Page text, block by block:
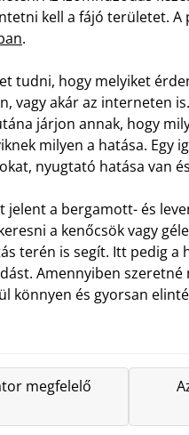
kell a fájó területet. A
.
tudni, hogy melyiket
vagy akár az interneten
járjon annak, hogy
milyen a hatása.
nyugtató hatása van
jelent a bergamott- és
a kenőcsök vagy
terén is segít. Itt pedig
Amennyiben szeretné
könnyen és gyorsan
megfelelő